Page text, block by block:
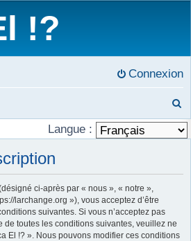
!?
Connexion
e
h
Langue :
ci-après par « nous », « notre »,
larchange.org »), vous acceptez d’être
suivantes. Si vous n’acceptez pas
de toutes les conditions suivantes, veuillez ne
El !? ». Nous pouvons modifier ces conditions